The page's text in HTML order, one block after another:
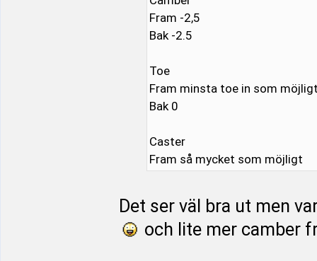
Fram -2,5
Bak -2.5
Toe
Fram minsta toe in som
Bak 0
Caster
Fram så mycket som möjligt
Det ser väl bra ut men
och lite mer camber